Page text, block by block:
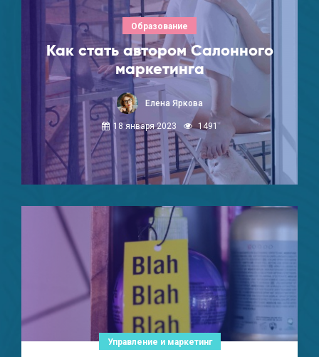
Образование
Как стать автором Салонного
маркетинга
Елена Яркова
18 января 2023 1491
Управление и маркетинг